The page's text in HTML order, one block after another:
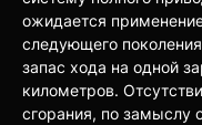
ожидается
следующего
запас хода на одной
километров.
сгорания, по замыслу